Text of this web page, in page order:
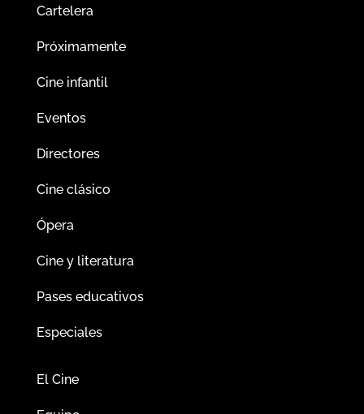
Cartelera
Próximamente
Cine infantil
Eventos
Directores
Cine clásico
Ópera
Cine y literatura
Pases educativos
Especiales
El Cine